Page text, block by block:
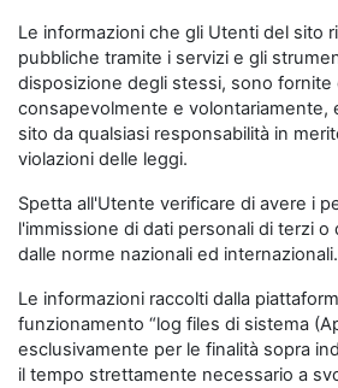
Le informazioni che gli Utenti del sito
pubbliche tramite i servizi e gli
disposizione degli stessi, sono fornite
consapevolmente e volontariamente,
sito da qualsiasi responsabilità in
violazioni delle leggi.
Spetta all'Utente verificare di avere i
l'immissione di dati personali di terzi
dalle norme nazionali ed internazionali.
Le informazioni raccolti dalla
funzionamento “log files di sistema
esclusivamente per le finalità sopra
il tempo strettamente necessario a